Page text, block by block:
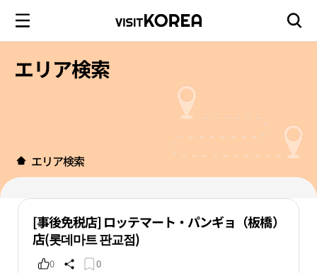
エリア検索
エリア検索
[事後免税店] ロッテマート・パンギョ（板橋）
店(롯데마트 판교점)
0 0